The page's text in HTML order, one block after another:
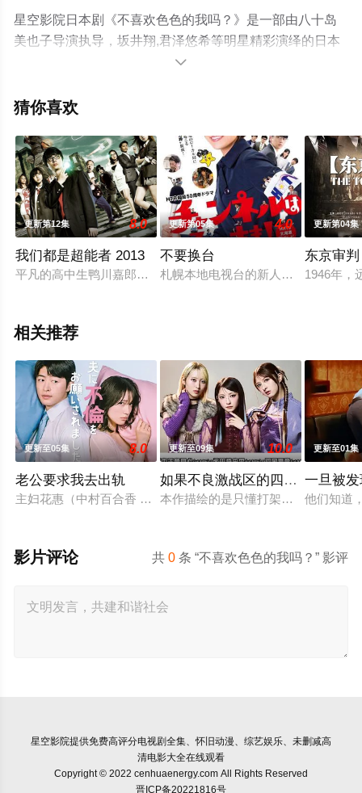
星空影院日本剧《不喜欢色色的我吗？》是一部由八十岛
美也子导演执导，坂井翔,君泽悠希等明星精彩演绎的日本
电视剧，手机免费观看高清无删减完整版电视剧全集就上
剧情网等平台了解。

猜你喜欢
更新第12集 8.0
我们都是超能者 2013
平凡的高中生鸭川嘉郎（染谷将太 饰）本以为日子就会这么不
更新第05集 4.0
不要换台
札幌本地电视台的新人记者雪丸花子
更新第04集
东京审判
1946年，
相关推荐
更新至05集 8.0
老公要求我去出轨
主妇花惠（中村百合香 饰）与丈夫弘树（佐野玲於 饰）及4岁
更新至09集 10.0
如果不良激战区的四天王转生成
本作描绘的是只懂打架的四名不良少
更新至01集
一旦被
他们知道
共0 条 “不喜欢色色的我吗？” 影评
影片评论
星空影院提供免费高评分电视剧全集、怀旧动漫、综艺娱乐、未删减高
清电影大全在线观看
Copyright © 2022 cenhuaenergy.com All Rights Reserved
晋ICP备20221816号